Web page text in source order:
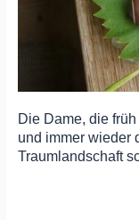
Die Dame, die
und immer wieder
Traumlandschaft